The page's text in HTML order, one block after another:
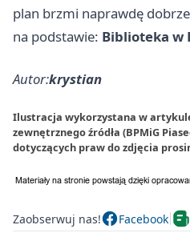
plan brzmi naprawdę
na podstawie: Biblioteka w
Autor:krystian
Ilustracja wykorzystana w
zewnętrznego źródła (BPMiG
dotyczących praw do zdjęcia
Zaobserwuj nas! Facebook